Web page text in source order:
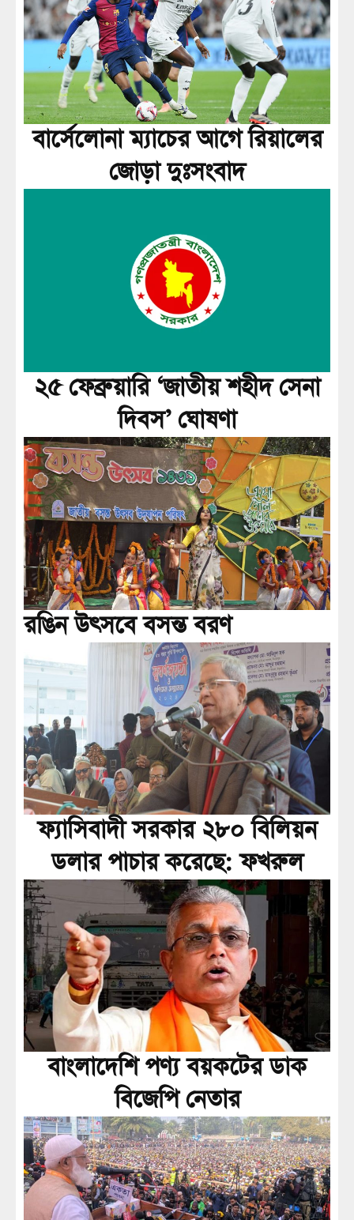
বার্সেলোনা ম্যাচের আগে রিয়ালের
জোড়া দুঃসংবাদ
২৫ ফেব্রুয়ারি ‘জাতীয় শহীদ সেনা
দিবস’ ঘোষণা
রঙিন উৎসবে বসন্ত বরণ
ফ্যাসিবাদী সরকার ২৮০ বিলিয়ন
ডলার পাচার করেছে: ফখরুল
বাংলাদেশি পণ্য বয়কটের ডাক
বিজেপি নেতার